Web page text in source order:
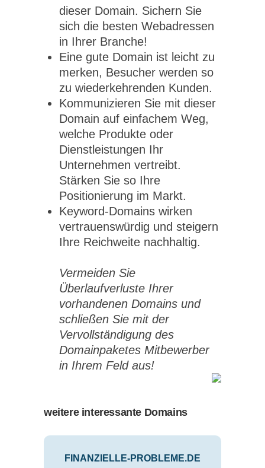
dieser Domain. Sichern Sie
sich die besten Webadressen
in Ihrer Branche!
Eine gute Domain ist leicht zu
merken, Besucher werden so
zu wiederkehrenden Kunden.
Kommunizieren Sie mit dieser
Domain auf einfachem Weg,
welche Produkte oder
Dienstleistungen Ihr
Unternehmen vertreibt.
Stärken Sie so Ihre
Positionierung im Markt.
Keyword-Domains wirken
vertrauenswürdig und steigern
Ihre Reichweite nachhaltig.
Vermeiden Sie
Überlaufverluste Ihrer
vorhandenen Domains und
schließen Sie mit der
Vervollständigung des
Domainpaketes Mitbewerber
in Ihrem Feld aus!
weitere interessante Domains
FINANZIELLE-PROBLEME.DE